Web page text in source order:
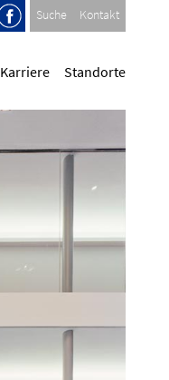
Karriere Standorte
Suche Kontakt